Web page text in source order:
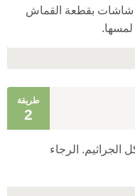
شاشات بقطعة القماش
طريقة
2
الجراثيم. الرجاء